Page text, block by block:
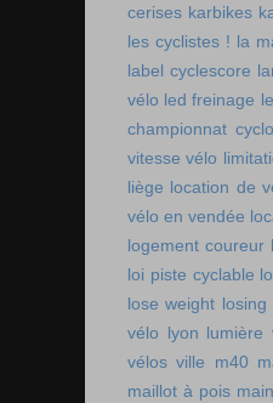
cerises karbikes
les cyclistes ! la
label cyclescore
vélo led freinage
championnat
vitesse vélo
liège location de
vélo en vendée
logement coureur
loi piste cyclable
lose weight losing
vélo lyon lumière
vélos ville
m40
maillot à pois